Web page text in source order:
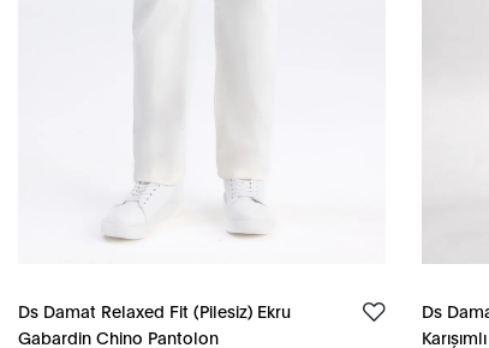
Ds Damat Relaxed Fit (Pilesiz) Ekru
Gabardin Chino Pantolon
Ds